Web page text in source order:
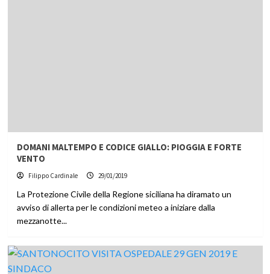
DOMANI MALTEMPO E CODICE GIALLO: PIOGGIA E FORTE
VENTO
Filippo Cardinale 29/01/2019
La Protezione Civile della Regione siciliana ha diramato un
avviso di allerta per le condizioni meteo a iniziare dalla
mezzanotte...